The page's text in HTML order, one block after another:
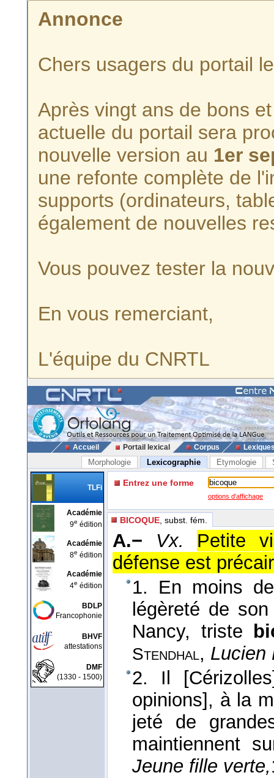
Annonce
Chers usagers du portail
Après vingt ans de bons
actuelle du portail sera
nouvelle version au 1er
une refonte complète de
supports (ordinateurs,
également de nouvelles
Vous pouvez tester la
En vous remerciant,
L'équipe du CNRTL
Accueil Portail lexical Corpus
Morphologie Lexicographie Etymologie
TLFi
Académie
9e édition
Académie
8e édition
Académie
4e édition
BDLP
Francophonie
BHVF
attestations
DMF
(1330 - 1500)
Entrez une forme
options d'affichage
BICOQUE , subst. fém.
A.− Vx.
Petite
défense est
1. En moins
légèreté de
Nancy, triste
Stendhal, Lucien
2. Il
opinions], à la
jeté de
maintiennent
Jeune fille verte,